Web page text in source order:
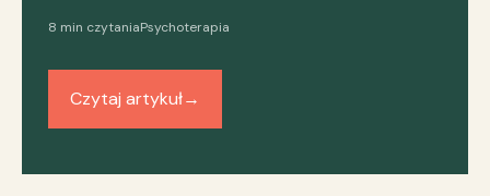
8 min czytaniaPsychoterapia
Czytaj artykuł→